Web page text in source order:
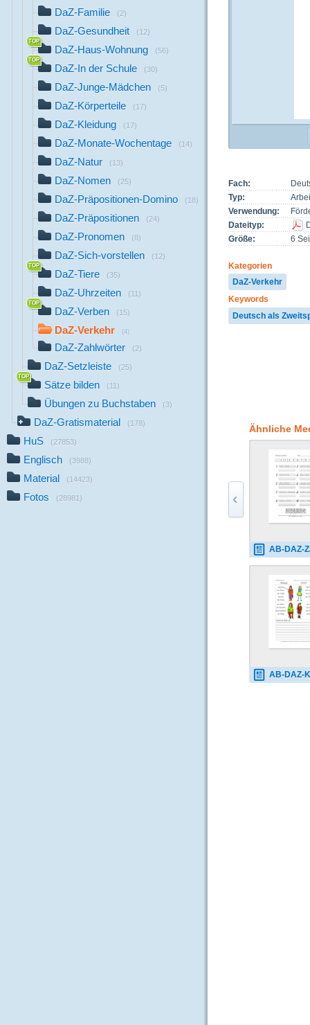
DaZ-Familie (2)
DaZ-Gesundheit (12)
DaZ-Haus-Wohnung (56)
DaZ-In der Schule (30)
DaZ-Junge-Mädchen (5)
DaZ-Körperteile (17)
DaZ-Kleidung (17)
DaZ-Monate-Wochentage (14)
DaZ-Natur (13)
DaZ-Nomen (25)
DaZ-Präpositionen-Domino (18)
DaZ-Präpositionen (24)
DaZ-Pronomen (8)
DaZ-Sich-vorstellen (12)
DaZ-Tiere (35)
DaZ-Uhrzeiten (11)
DaZ-Verben (15)
DaZ-Verkehr (4)
DaZ-Zahlwörter (2)
DaZ-Setzleiste (25)
Sätze bilden (11)
Übungen zu Buchstaben (3)
DaZ-Gratismaterial (178)
HuS (27853)
Englisch (3988)
Material (14423)
Fotos (28981)
Fach:
Typ:
Verwendung:
Dateityp:
Größe:
6
Kategorien
DaZ-Verkehr
Keywords
Deutsch als
Ähnliche
AB-DAZ-Zahlwörter-
AB-DAZ-Kleidung-